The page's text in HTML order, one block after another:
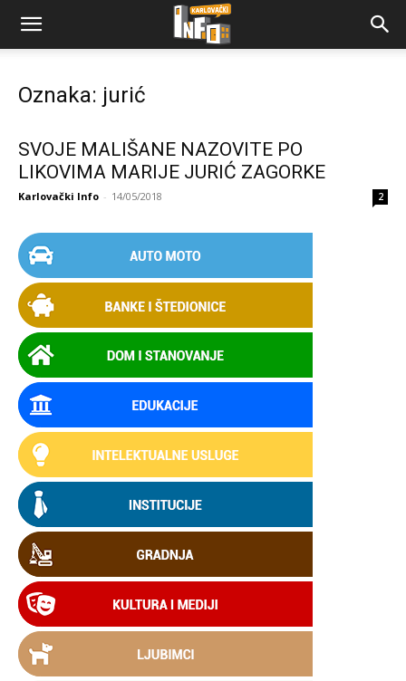
Oznaka: jurić
SVOJE MALIŠANE NAZOVITE PO
LIKOVIMA MARIJE JURIĆ ZAGORKE
Karlovački Info - 14/05/2018 2